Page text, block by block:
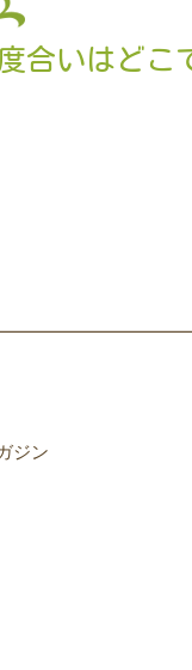
いはどこ
ジン